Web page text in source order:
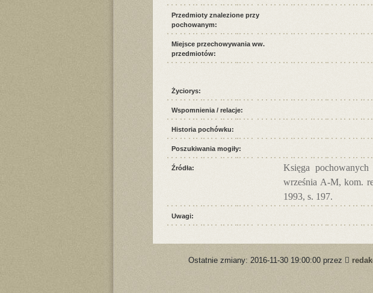
Przedmioty znalezione przy
pochowanym:
Miejsce przechowywania ww.
przedmiotów:
Życiorys:
Wspomnienia / relacje:
Historia pochówku:
Poszukiwania mogiły:
Źródła:
Księga
września A-M, kom.
1993, s. 197.
Uwagi:
Ostatnie zmiany: 2016-11-30 19:00:00 przez